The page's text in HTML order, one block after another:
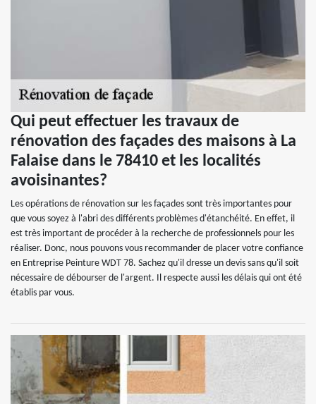
Qui peut effectuer les travaux de
rénovation des façades des maisons à La
Falaise dans le 78410 et les localités
avoisinantes?
Les opérations de rénovation sur les façades sont très importantes pour
que vous soyez à l'abri des différents problèmes d'étanchéité. En effet, il
est très important de procéder à la recherche de professionnels pour les
réaliser. Donc, nous pouvons vous recommander de placer votre confiance
en Entreprise Peinture WDT 78. Sachez qu'il dresse un devis sans qu'il soit
nécessaire de débourser de l'argent. Il respecte aussi les délais qui ont été
établis par vous.